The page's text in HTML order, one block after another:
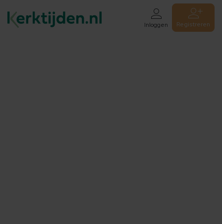
Inloggen Registreren